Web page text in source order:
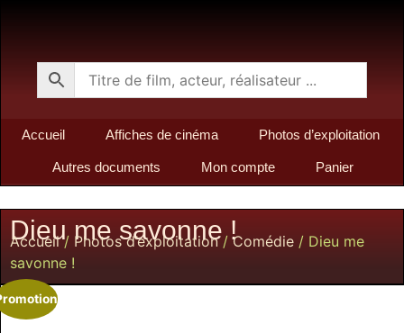
Accueil Affiches de cinéma Photos d’exploitation
Autres documents Mon compte Panier
Dieu me savonne !
Accueil/ Photos d’exploitation/Comédie / Dieu me
savonne !